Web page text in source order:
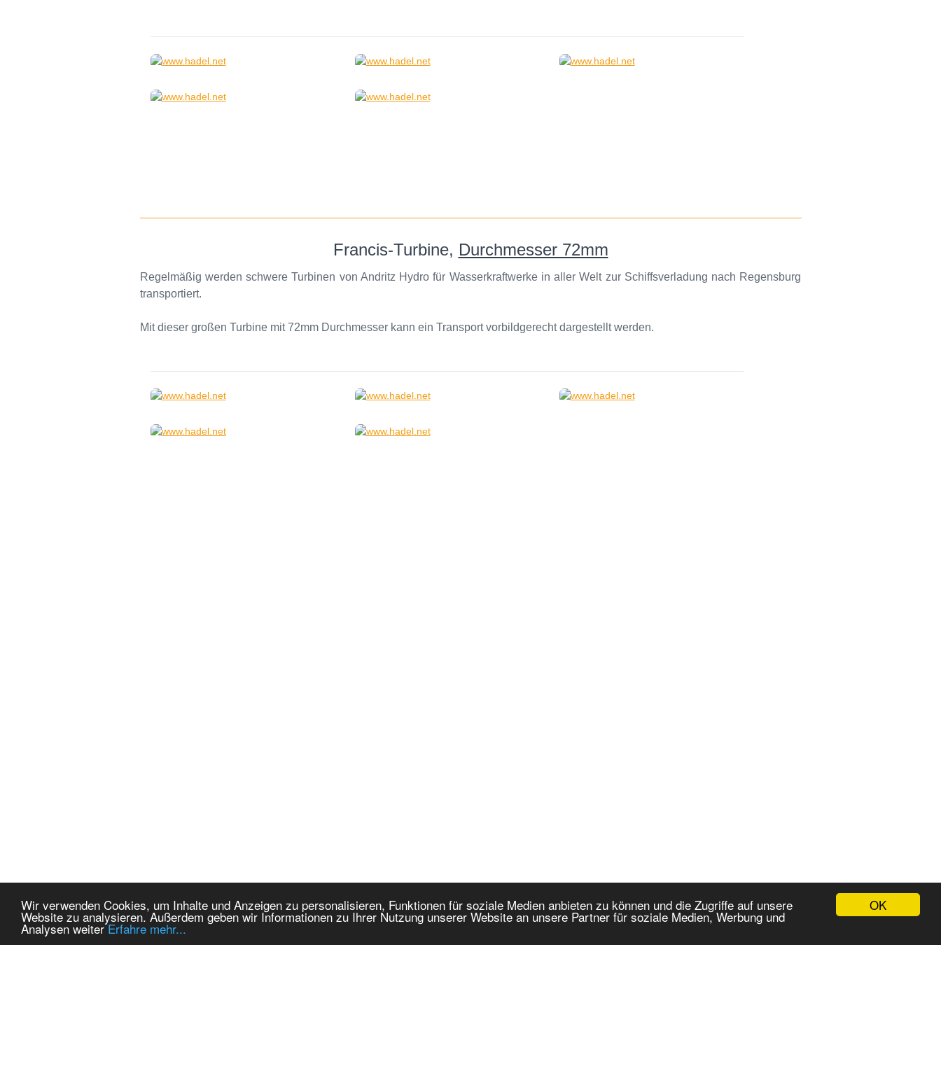
OK
Wir verwenden Cookies, um Inhalte und Anzeigen zu personalisieren, Funktionen für soziale Medien anbieten zu können und die Zugriffe auf unsere
Website zu analysieren. Außerdem geben wir Informationen zu Ihrer Nutzung unserer Website an unsere Partner für soziale Medien, Werbung und
Analysen weiterErfahre mehr...
Francis-Turbine, Durchmesser 72mm
Regelmäßig werden schwere Turbinen von Andritz Hydro für Wasserkraftwerke in aller Welt zur Schiffsverladung nach Regensburg
transportiert.
Mit dieser großen Turbine mit 72mm Durchmesser kann ein Transport vorbildgerecht dargestellt werden.